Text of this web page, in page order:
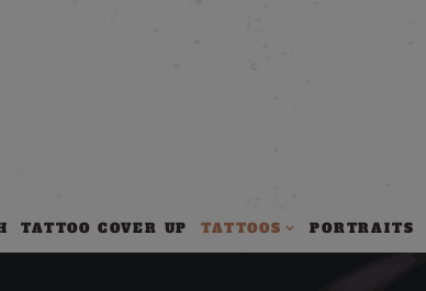
TATTOO COVER UP TATTOOS PORTRAITS